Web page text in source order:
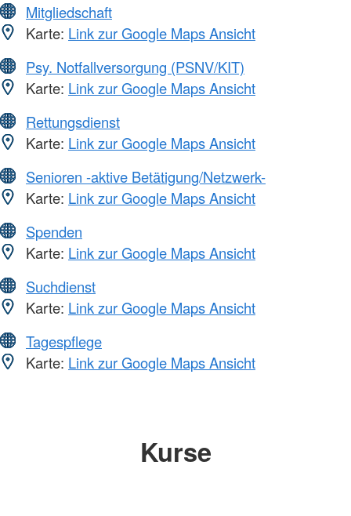
Mitgliedschaft
Karte: Link zur Google Maps Ansicht
Psy. Notfallversorgung (PSNV/KIT)
Karte: Link zur Google Maps Ansicht
Rettungsdienst
Karte: Link zur Google Maps Ansicht
Senioren -aktive Betätigung/Netzwerk-
Karte: Link zur Google Maps Ansicht
Spenden
Karte: Link zur Google Maps Ansicht
Suchdienst
Karte: Link zur Google Maps Ansicht
Tagespflege
Karte: Link zur Google Maps Ansicht
Kurse